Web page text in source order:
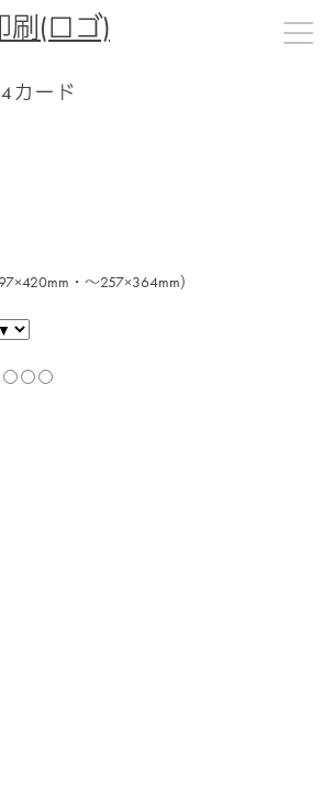
カード
・〜257×364mm）